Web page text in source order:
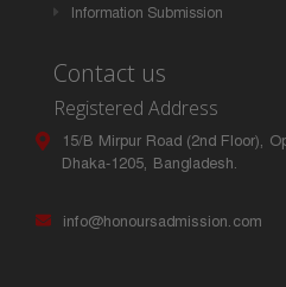
Information Submission
Contact us
Registered Address
15/B Mirpur Road (2nd Floor),
Dhaka-1205, Bangladesh.
info@honoursadmission.com